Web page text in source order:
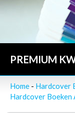
PREMIUM
Home - Hardcover
Hardcover